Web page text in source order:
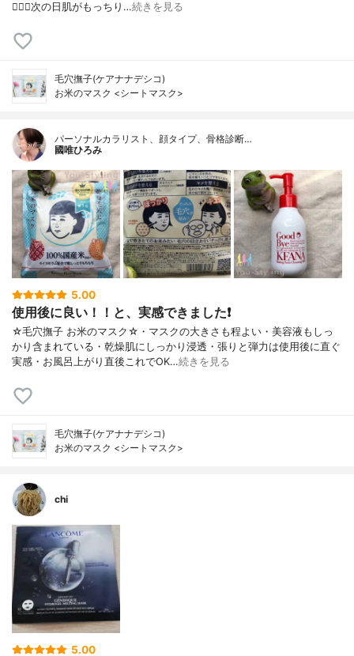
🙆🏻‍♀️次の日肌がもっちり…続きを見る
毛穴撫子(ケアナナデシコ)
お米のマスク <シートマスク>
パーソナルカラリスト、顔タイプ、骨格診断…
國唯ひろみ
5.00
使用後に良い！！と、実感できました❗
☆毛穴撫子 お米のマスク☆・マスクの大きさも程よい・美容液もしっ
かり含まれている・乾燥肌にしっかり浸透・張りと弾力は使用後に直ぐ
実感・お風呂上がり直後これでOK…続きを見る
毛穴撫子(ケアナナデシコ)
お米のマスク <シートマスク>
chi
5.00